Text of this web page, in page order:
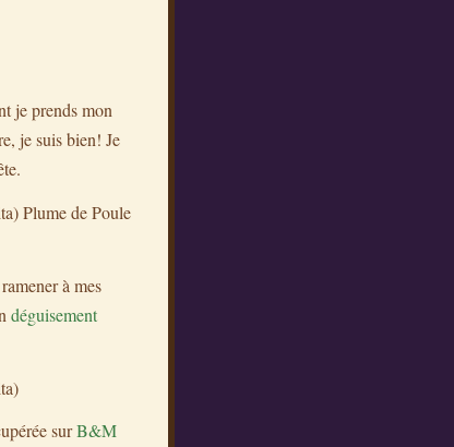
je prends mon
je suis bien! Je
Plume de Poule
à mes
déguisement
surB&M